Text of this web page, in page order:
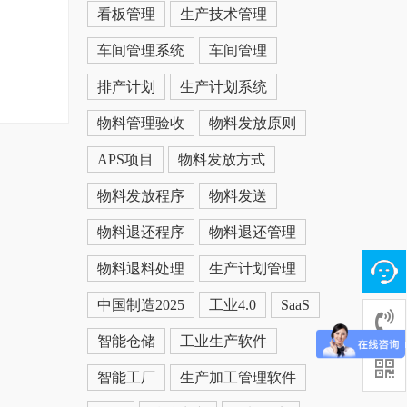
看板管理 生产技术管理
车间管理系统 车间管理
排产计划 生产计划系统
物料管理验收 物料发放原则
APS项目 物料发放方式
物料发放程序 物料发送
物料退还程序 物料退还管理
物料退料处理 生产计划管理
中国制造2025 工业4.0 SaaS
智能仓储 工业生产软件
智能工厂 生产加工管理软件